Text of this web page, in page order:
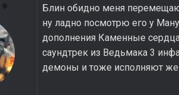
Блин обидно меня
ну ладно посмотрю его у
дополнения Каменные сердца
саундтрек из Ведьмака 3
демоны и тоже исполняют